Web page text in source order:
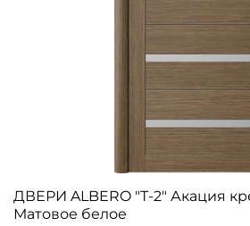
ДВЕРИ ALBERO "Т-2" Акация
Матовое белое